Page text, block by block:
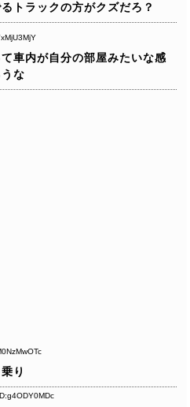
トラックの方がクズだろ？
車内が自分の部屋みたいな感
な
り